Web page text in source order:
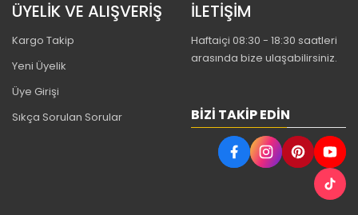
ÜYELİK VE ALIŞVERİŞ
Kargo Takip
Yeni Üyelik
Üye Girişi
Sıkça Sorulan Sorular
İLETİŞİM
Haftaiçi 08:30 - 18:30 saatleri
arasında bize ulaşabilirsiniz.
BIZI TAKIP EDIN